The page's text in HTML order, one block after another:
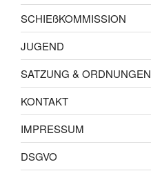
SCHIEßKOMMISSION
JUGEND
SATZUNG & ORDNUNGEN
KONTAKT
IMPRESSUM
DSGVO